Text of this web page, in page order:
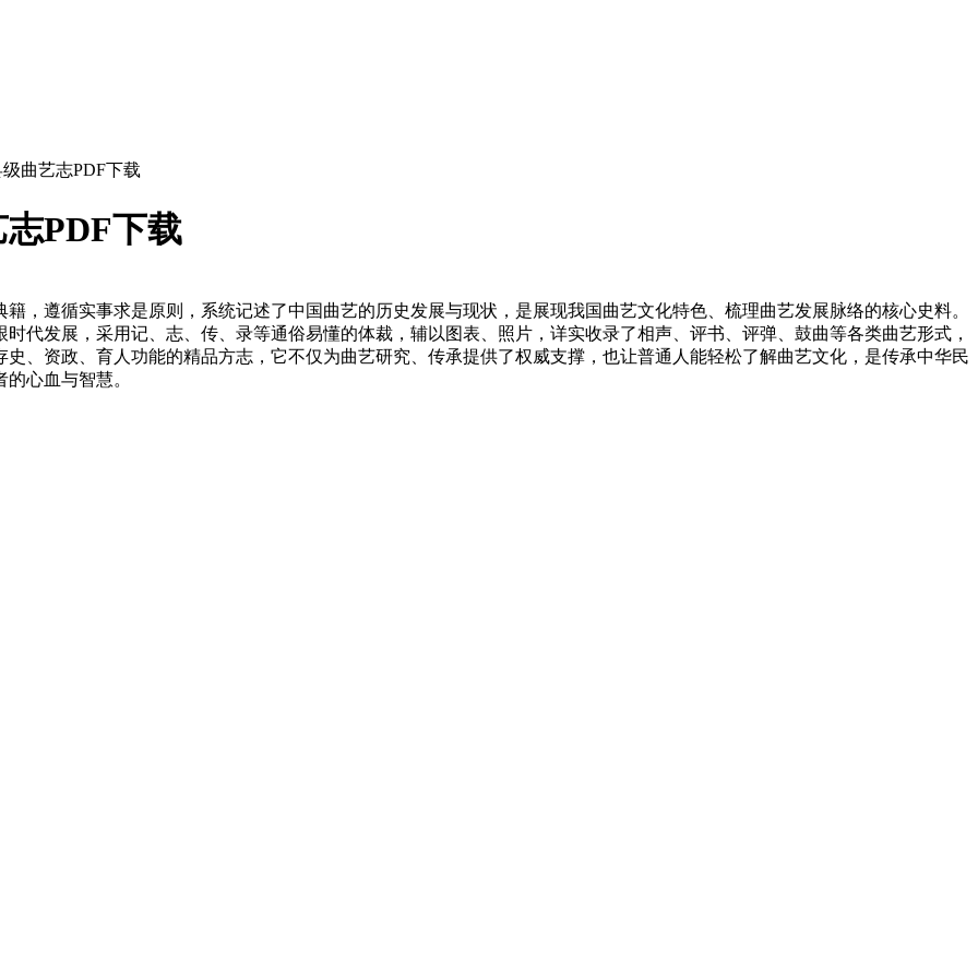
曲艺志PDF下载
PDF下载
，遵循实事求是原则，系统记述了中国曲艺的历史发展与现状，是展现我国曲艺文化特色、梳理曲艺发展脉络的核心史料。
代发展，采用记、志、传、录等通俗易懂的体裁，辅以图表、照片，详实收录了相声、评书、评弹、鼓曲等各类曲艺形式，
、资政、育人功能的精品方志，它不仅为曲艺研究、传承提供了权威支撑，也让普通人能轻松了解曲艺文化，是传承中华民
心血与智慧。